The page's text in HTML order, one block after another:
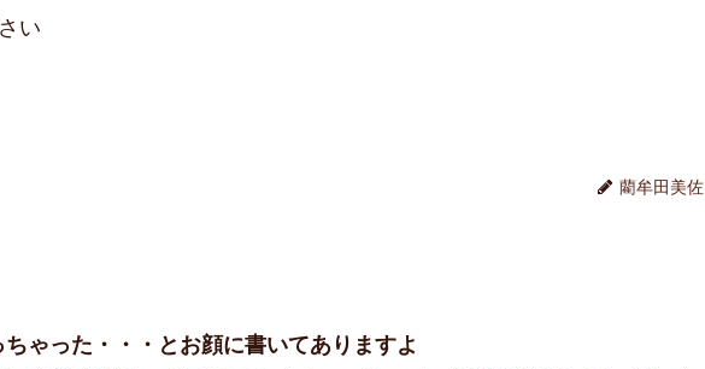
い
藺牟田美佐
ちゃった・・・とお顔に書いてありますよ